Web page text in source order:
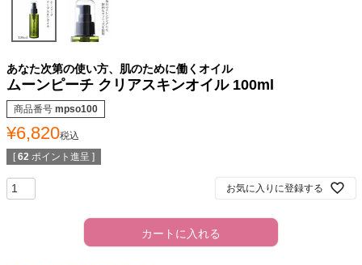
あなた次第の使い方、肌のために働くオイル
ムーンピーチ クリアスキンオイル 100ml
商品番号 mpso100
¥6,820税込
[ 62 ポイント進呈 ]
お気に入りに登録する
カートに入れる